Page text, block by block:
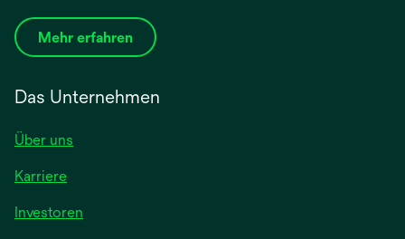
Mehr erfahren
Das Unternehmen
Über uns
Karriere
Investoren